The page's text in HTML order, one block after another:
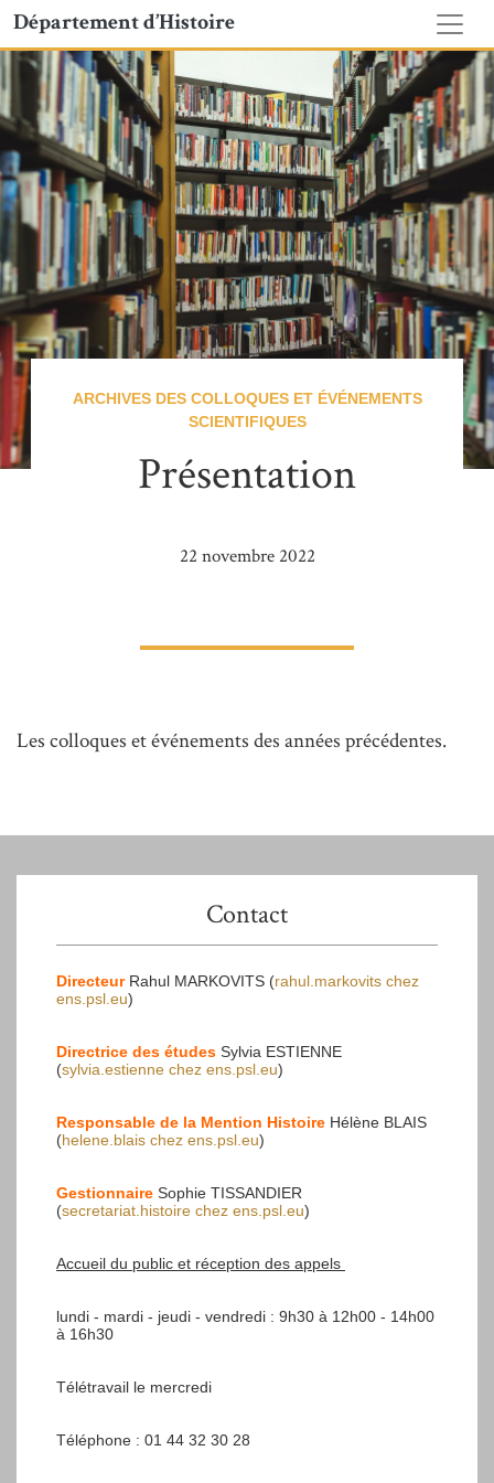
Département d’Histoire
ARCHIVES DES COLLOQUES ET ÉVÉNEMENTS
SCIENTIFIQUES
Présentation
22 novembre 2022
Les colloques et événements des années précédentes.
Contact
Directeur Rahul MARKOVITS (rahul.markovits chez
ens.psl.eu)
Directrice des études Sylvia ESTIENNE
(sylvia.estienne chez ens.psl.eu)
Responsable de la Mention Histoire Hélène BLAIS
(helene.blais chez ens.psl.eu)
Gestionnaire Sophie TISSANDIER
(secretariat.histoire chez ens.psl.eu)
Accueil du public et réception des appels
lundi - mardi - jeudi - vendredi : 9h30 à 12h00 - 14h00
à 16h30
Télétravail le mercredi
Téléphone : 01 44 32 30 28